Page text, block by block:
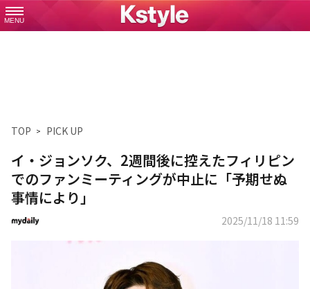
MENU
TOP PICK UP
イ・ジョンソク、2週間後に控えたフィリピン
でのファンミーティングが中止に「予期せぬ
事情により」
2025/11/18 11:59